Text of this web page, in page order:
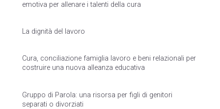
emotiva per allenare i talenti della cura
La dignità del lavoro
Cura, conciliazione famiglia lavoro e beni relazionali per
costruire una nuova alleanza educativa
Gruppo di Parola: una risorsa per figli di genitori
separati o divorziati